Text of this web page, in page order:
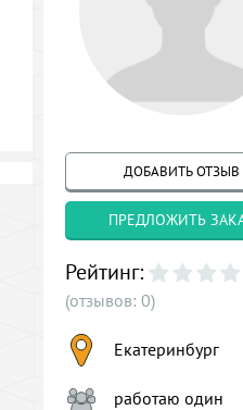
ДОБАВИТЬ ОТЗЫВ
ПРЕДЛОЖИТЬ
Рейтинг:
(отзывов: 0)
Екатеринбург
работаю один